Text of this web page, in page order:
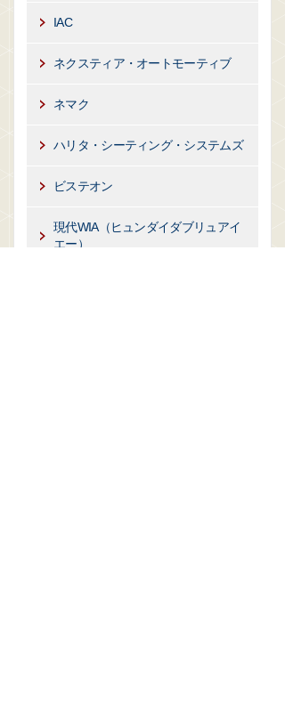
IAC
ネクスティア・オートモーティブ
ネマク
ハリタ・シーティング・システムズ
ビステオン
現代WIA（ヒュンダイダブリュアイ
エー）